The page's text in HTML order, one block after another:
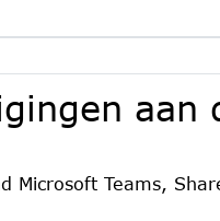
aan
Microsoft Teams,